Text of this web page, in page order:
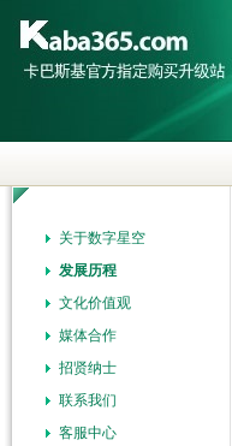
关于数字星空
发展历程
文化价值观
媒体合作
招贤纳士
联系我们
客服中心